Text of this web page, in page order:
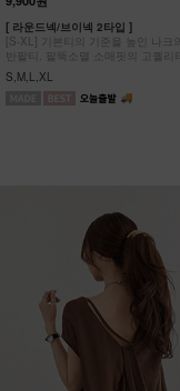
[ 라운드넥/브이넥 2타입 ]
[S-XL] 기본티의 기준을 높인 나크
반팔티. 팔뚝소멸 소매핏의 고퀄리
#NAK MADE.
S,M,L,XL